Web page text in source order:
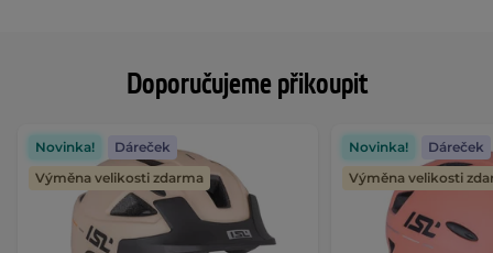
Doporučujeme přikoupit
Novinka!
Dáreček
Výměna velikosti zdarma
Novinka!
Dáreček
Výměna velikosti